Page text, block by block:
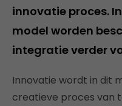
innovatie proces.
model worden
integratie verder
Innovatie wordt in dit
creatieve proces van